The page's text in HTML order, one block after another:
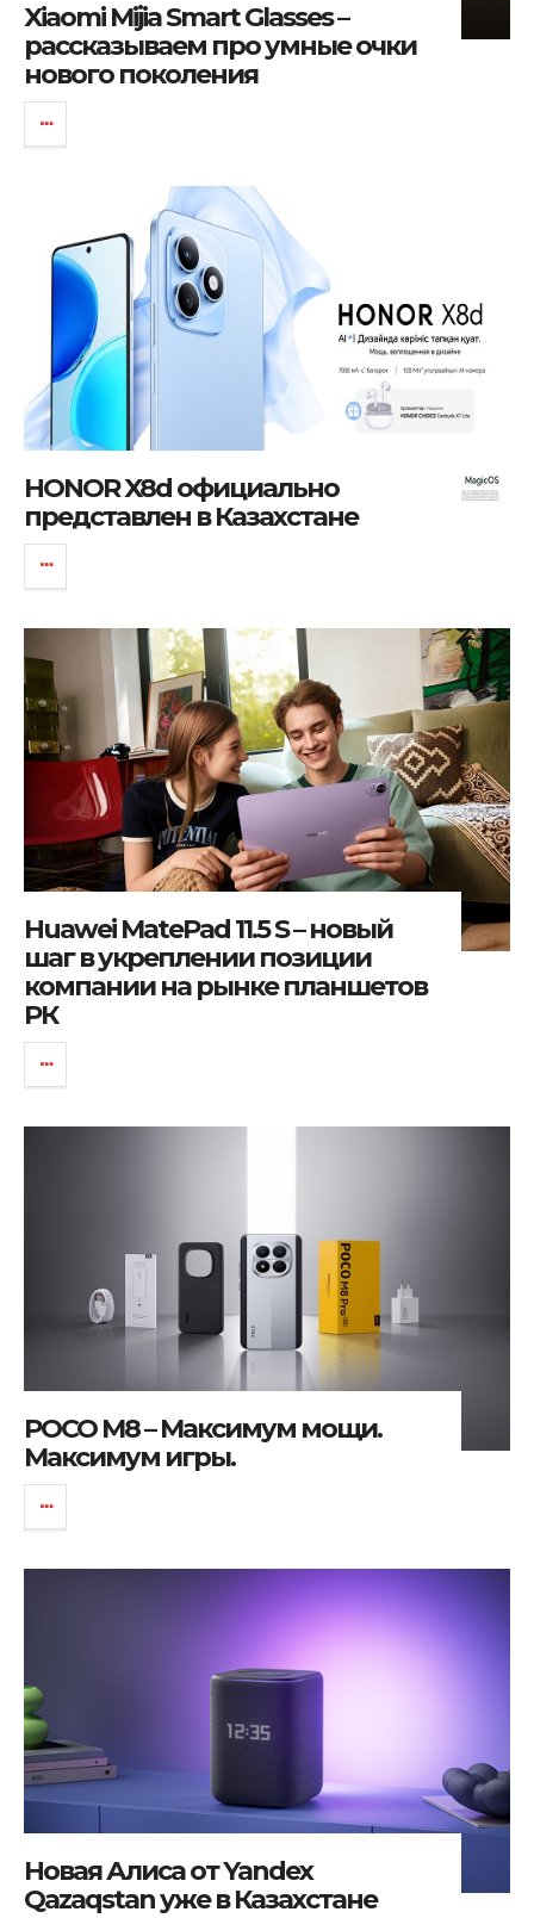
Xiaomi Mijia Smart Glasses –
рассказываем про умные очки
нового поколения
HONOR X8d официально
представлен в Казахстане
Huawei MatePad 11.5 S – новый
шаг в укреплении позиции
компании на рынке планшетов
РК
POCO M8 – Максимум мощи.
Максимум игры.
Новая Алиса от Yandex
Qazaqstan уже в Казахстане